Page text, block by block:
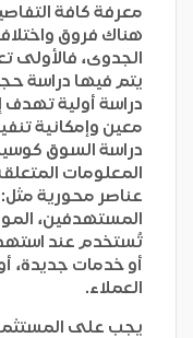
معرفة كافة
هناك فروق
الجدوى، فالأولى
يتم فيها دراسة
دراسة أولية
معين وإمكانية
دراسة السوق
المعلومات
عناصر محورية مثل:
المستهدفين،
تُستخدم عند
أو خدمات جديدة،
العملاء.
يجب على